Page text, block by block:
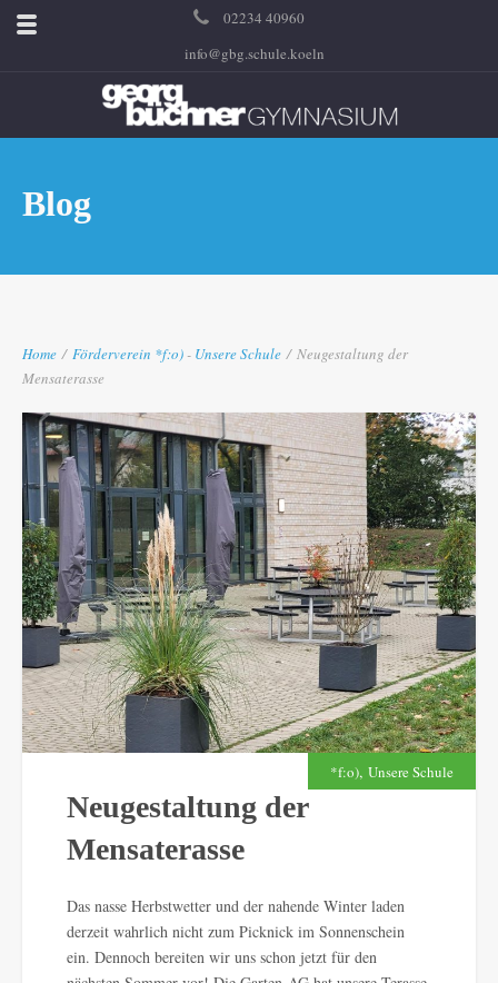
02234 40960
info@gbg.schule.koeln
Blog
Home / Förderverein *f:o) - Unsere Schule / Neugestaltung der
Mensaterasse
*f:o), Unsere Schule
Neugestaltung der
Mensaterasse
Das nasse Herbstwetter und der nahende Winter laden
derzeit wahrlich nicht zum Picknick im Sonnenschein
ein. Dennoch bereiten wir uns schon jetzt für den